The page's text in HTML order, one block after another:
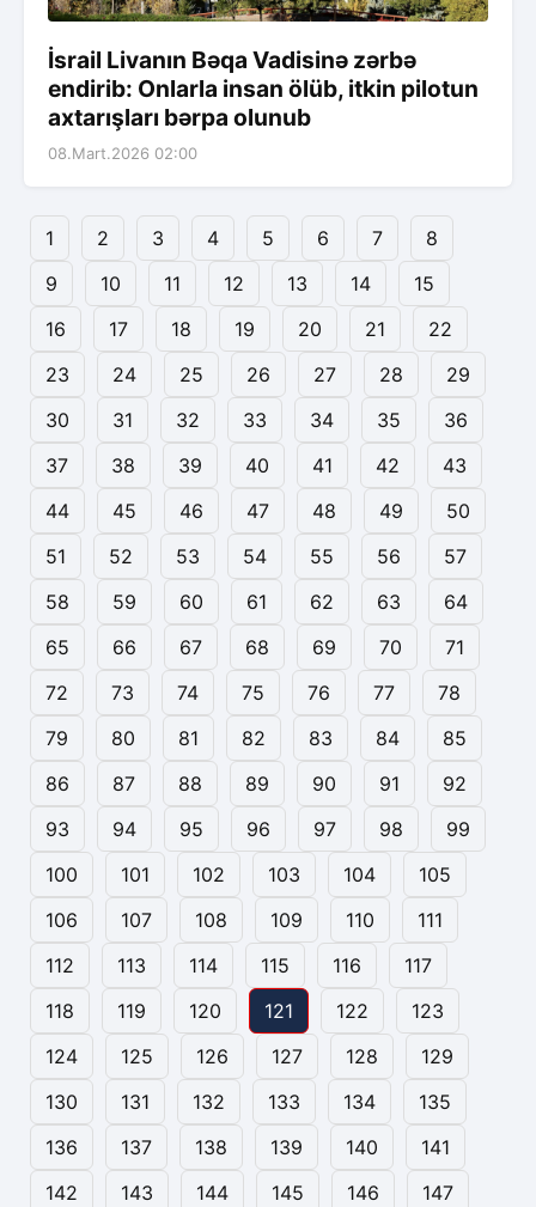
İsrail Livanın Bəqa Vadisinə zərbə
endirib: Onlarla insan ölüb, itkin pilotun
axtarışları bərpa olunub
08.Mart.2026 02:00
1 2 3 4 5 6 7
8
9
10 11 12 13 14
15
16
17 18 19 20 21
22
23
24 25 26 27 28
29
30
31 32 33 34 35
36
37
38 39 40 41 42
43
44
45 46 47 48 49
50
51
52 53 54 55 56
57
58
59 60 61 62 63
64
65
66 67 68 69 70
71
72
73 74 75 76 77
78
79
80 81 82 83 84
85
86
87 88 89 90 91
92
93
94 95 96 97 98
99
100
101 102 103 104
105
106
107 108 109 110
111
112
113 114 115 116
117
118
119 120 121 122
123
124
125 126 127 128
129
130
131 132 133 134
135
136
137 138 139 140
141
142
143 144 145 146
147